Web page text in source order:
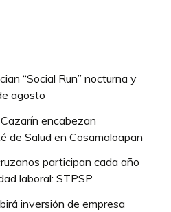
“Social Run” nocturna y
agosto
encabezan
de Salud en Cosamaloapan
participan cada año
laboral: STPSP
inversión de empresa